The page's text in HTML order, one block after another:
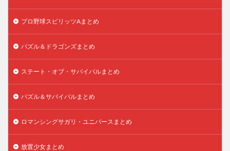
プロ野球スピリッツAまとめ
パズル＆ドラゴンズまとめ
ステート・オブ・サバイバルまとめ
パズル＆サバイバルまとめ
ロマンシングサガリ・ユニバースまとめ
放置少女まとめ